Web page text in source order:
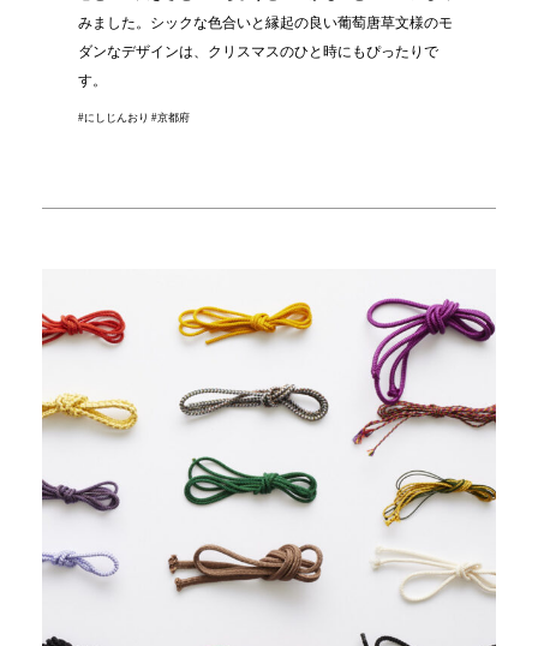
みました。シックな色合いと縁起の良い葡萄唐草文様のモ
ダンなデザインは、クリスマスのひと時にもぴったりで
す。
#にしじんおり #京都府